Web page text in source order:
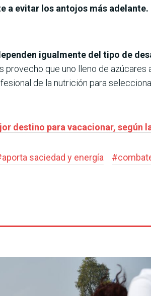
a evitar los antojos más adelante.
igualmente del tipo de
que uno lleno de azúcares
de la nutrición para
destino para vacacionar, según
aporta saciedad y energía #